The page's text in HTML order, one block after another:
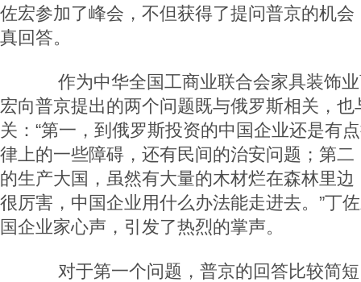
佐宏参加了峰会，不但获得了提问普京的机
真回答。
作为中华全国工商业联合会家具装饰业
宏向普京提出的两个问题既与俄罗斯相关，也
关：“第一，到俄罗斯投资的中国企业还是有
律上的一些障碍，还有民间的治安问题；第
的生产大国，虽然有大量的木材烂在森林里
很厉害，中国企业用什么办法能走进去。”丁
国企业家心声，引发了热烈的掌声。
对于第一个问题，普京的回答比较简短